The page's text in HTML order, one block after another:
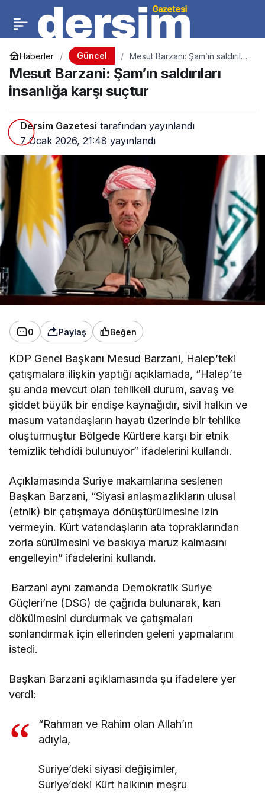
Haberler Güncel
Mesut Barzani: Şam’ın saldırıları
insanlığa karşı suçtur
Mesut Barzani: Şam’ın saldırıları
insanlığa karşı suçtur
Dersim Gazetesi tarafından yayınlandı
7 Ocak 2026, 21:48 yayınlandı
0 Paylaş Beğen
KDP Genel Başkanı Mesud Barzani, Halep’teki
çatışmalara ilişkin yaptığı açıklamada, “Halep’te
şu anda mevcut olan tehlikeli durum, savaş ve
şiddet büyük bir endişe kaynağıdır, sivil halkın ve
masum vatandaşların hayatı üzerinde bir tehlike
oluşturmuştur Bölgede Kürtlere karşı bir etnik
temizlik tehdidi bulunuyor” ifadelerini kullandı.
Açıklamasında Suriye makamlarına seslenen
Başkan Barzani, “Siyasi anlaşmazlıkların ulusal
(etnik) bir çatışmaya dönüştürülmesine izin
vermeyin. Kürt vatandaşların ata topraklarından
zorla sürülmesini ve baskıya maruz kalmasını
engelleyin” ifadelerini kullandı.
Barzani aynı zamanda Demokratik Suriye
Güçleri’ne (DSG) de çağrıda bulunarak, kan
dökülmesini durdurmak ve çatışmaları
sonlandırmak için ellerinden geleni yapmalarını
istedi.
Başkan Barzani açıklamasında şu ifadelere yer
verdi:
“Rahman ve Rahim olan Allah’ın
adıyla,
Suriye’deki siyasi değişimler,
Suriye’deki Kürt halkının meşru